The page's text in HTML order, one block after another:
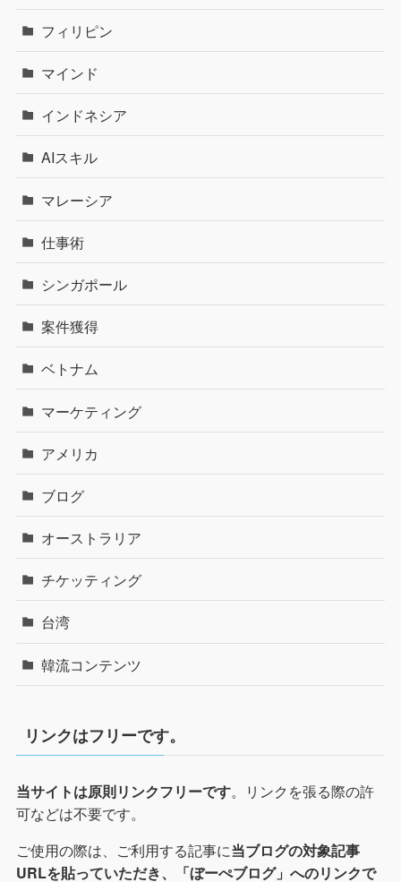
フィリピン
マインド
インドネシア
AIスキル
マレーシア
仕事術
シンガポール
案件獲得
ベトナム
マーケティング
アメリカ
ブログ
オーストラリア
チケッティング
台湾
韓流コンテンツ
リンクはフリーです。
当サイトは原則リンクフリーです。リンクを張る際の許
可などは不要です。
ご使用の際は、ご利用する記事に当ブログの対象記事
URLを貼っていただき、「ぼーぺブログ」へのリンクで